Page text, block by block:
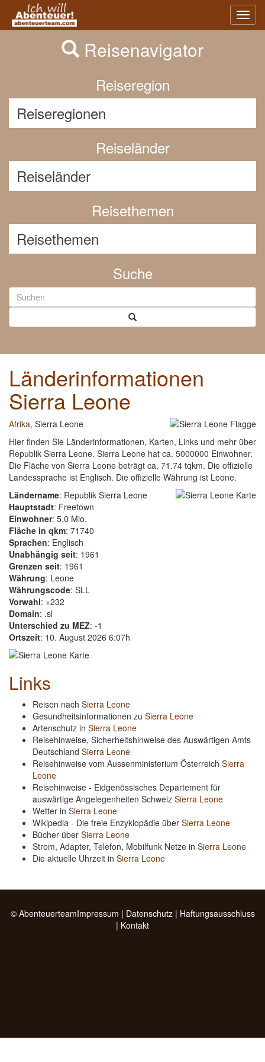
Previous
Reisenavigator
Reiseregion
Reiseländer
Reisethemen
Suche
Länderinformationen
Sierra Leone
Afrika, Sierra Leone
Hier finden Sie Länderinformationen, Karten, Links und mehr über
Republik Sierra Leone. Sierra Leone hat ca. 5000000 Einwohner.
Die Fläche von Sierra Leone beträgt ca. 71.74 tqkm. Die offizielle
Landessprache ist Englisch. Die offizielle Währung ist Leone.
Ländername: Republik Sierra Leone
Hauptstadt: Freetown
Einwohner: 5.0 Mio.
Fläche in qkm: 71740
Sprachen: Englisch
Unabhängig seit: 1961
Grenzen seit: 1961
Währung: Leone
Währungscode: SLL
Vorwahl: +232
Domain: .sl
Unterschied zu MEZ: -1
Ortszeit: 10. August 2026 6:07h
Links
Reisen nach Sierra Leone
Gesundheitsinformationen zu Sierra Leone
Artenschutz in Sierra Leone
Reisehinweise, Sicherheitshinweise des Auswärtigen Amts
Deutschland Sierra Leone
Reisehinweise vom Aussenministerium Österreich Sierra
Leone
Reisehinweise - Eidgenössisches Departement für
auswärtige Angelegenheiten Schweiz Sierra Leone
Wetter in Sierra Leone
Wikipedia - Die freie Enzyklopädie über Sierra Leone
Bücher über Sierra Leone
Strom, Adapter, Telefon, Mobilfunk Netze in Sierra Leone
Die aktuelle Uhrzeit in Sierra Leone
© AbenteuerteamImpressum | Datenschutz| Haftungsausschluss
| Kontakt